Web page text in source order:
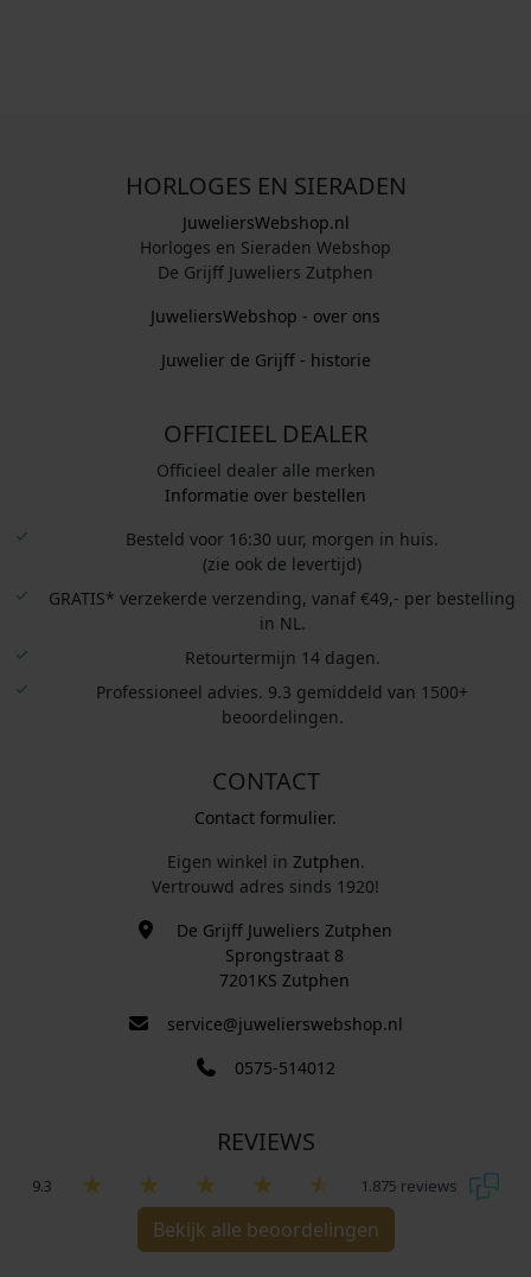
HORLOGES EN SIERADEN
JuweliersWebshop.nl
Horloges en Sieraden Webshop
De Grijff Juweliers Zutphen
JuweliersWebshop - over ons
Juwelier de Grijff - historie
OFFICIEEL DEALER
Officieel dealer alle merken
Informatie over bestellen
Besteld voor 16:30 uur, morgen in huis.
(zie ook de levertijd)
GRATIS* verzekerde verzending, vanaf €49,- per bestelling
in NL.
Retourtermijn 14 dagen.
Professioneel advies. 9.3 gemiddeld van 1500+
beoordelingen.
CONTACT
Contact formulier.
Eigen winkel in Zutphen.
Vertrouwd adres sinds 1920!
De Grijff Juweliers Zutphen
Sprongstraat 8
7201KS Zutphen
service@juwelierswebshop.nl
0575-514012
REVIEWS
9.3 1.875 reviews
Bekijk alle beoordelingen